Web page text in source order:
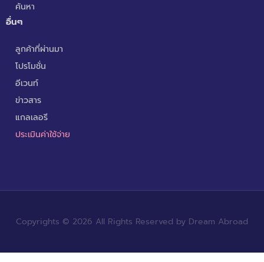
ค้นหา
อื่นๆ
ลูกค้าที่ผ่านมา
โปรโมชั่น
อีเวนท์
ข่าวสาร
แกลเลอรี
ประเมินค่าใช้จ่าย
Copyrights © 2026 All Rights Reserved by Dream Abroad